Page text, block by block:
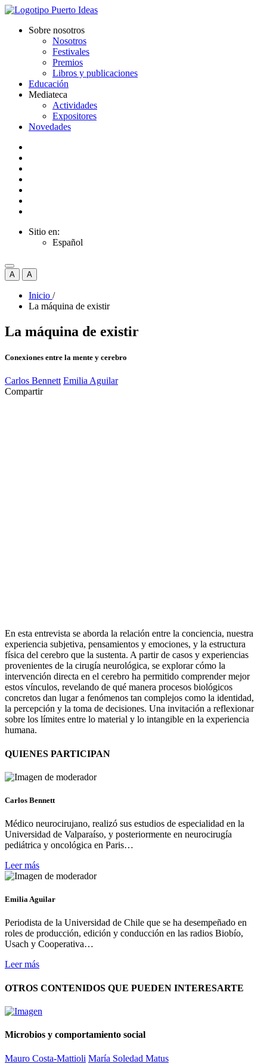
Sobre nosotros
Nosotros
Festivales
Premios
Libros y publicaciones
Educación
Mediateca
Actividades
Expositores
Novedades
Sitio en:
Español
A A
Inicio /
La máquina de existir
La máquina de existir
Conexiones entre la mente y cerebro
Carlos Bennett Emilia Aguilar
Compartir
En esta entrevista se aborda la relación entre la conciencia, nuestra
experiencia subjetiva, pensamientos y emociones, y la estructura
física del cerebro que la sustenta. A partir de casos y experiencias
provenientes de la cirugía neurológica, se explorar cómo la
intervención directa en el cerebro ha permitido comprender mejor
estos vínculos, revelando de qué manera procesos biológicos
concretos dan lugar a fenómenos tan complejos como la identidad,
la percepción y la toma de decisiones. Una invitación a reflexionar
sobre los límites entre lo material y lo intangible en la experiencia
humana.
QUIENES PARTICIPAN
Carlos Bennett
Médico neurocirujano, realizó sus estudios de especialidad en la
Universidad de Valparaíso, y posteriormente en neurocirugía
pediátrica y oncológica en Paris…
Leer más
Emilia Aguilar
Periodista de la Universidad de Chile que se ha desempeñado en
roles de producción, edición y conducción en las radios Biobío,
Usach y Cooperativa…
Leer más
OTROS CONTENIDOS QUE PUEDEN INTERESARTE
Microbios y comportamiento social
Mauro Costa-Mattioli María Soledad Matus